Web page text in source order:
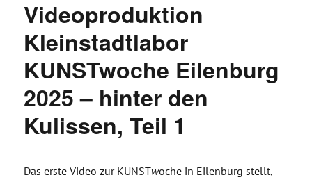
Videoproduktion
Kleinstadtlabor
KUNSTwoche Eilenburg
2025 – hinter den
Kulissen, Teil 1
Das erste Video zur KUNSTwoche in Eilenburg stellt,